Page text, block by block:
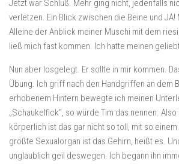
Jetzt war Schluß. Mehr ging nicht, jedenfalls
verletzen. Ein Blick zwischen die Beine und JA!
Alleine der Anblick meiner Muschi mit dem
ließ mich fast kommen. Ich hatte meinen
Nun aber losgelegt. Er sollte in mir kommen.
Übung. Ich griff nach den Handgriffen an dem
erhobenem Hintern bewegte ich meinen
„Schaukelfick“, so würde Tim das nennen.
körperlich ist das gar nicht so toll, mit so
größte Sexualorgan ist das Gehirn, heißt es.
unglaublich geil deswegen. Ich begann ihn